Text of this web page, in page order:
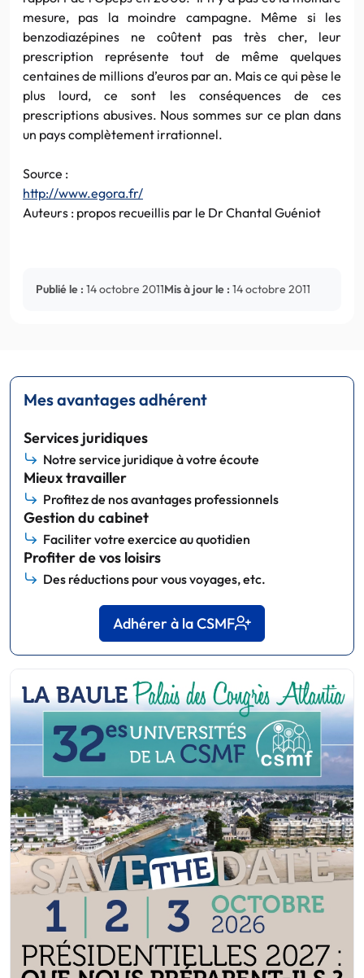
mesure, pas la moindre campagne. Même si les
benzodiazépines ne coûtent pas très cher, leur
prescription représente tout de même quelques
centaines de millions d’euros par an. Mais ce qui pèse le
plus lourd, ce sont les conséquences de ces
prescriptions abusives. Nous sommes sur ce plan dans
un pays complètement irrationnel.
Source :
http://www.egora.fr/
Auteurs : propos recueillis par le Dr Chantal Guéniot
Publié le : 14 octobre 2011Mis à jour le : 14 octobre 2011
Mes avantages adhérent
Services juridiques
Notre service juridique à votre écoute
Mieux travailler
Profitez de nos avantages professionnels
Gestion du cabinet
Faciliter votre exercice au quotidien
Profiter de vos loisirs
Des réductions pour vous voyages, etc.
Adhérer à la CSMF